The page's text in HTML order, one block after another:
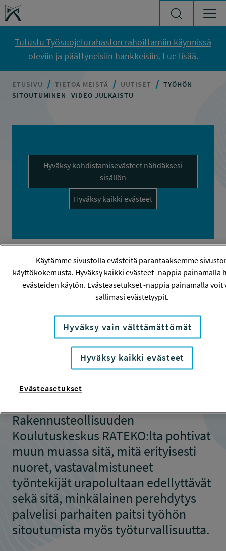
Siirry sisältöön
Työsuojelurahasto
Tutustu Työsuojelurahaston rahoittamiin käynnissä
oleviin ja päättyneisiin hankkeisiin. Lue lisää.
ETUSIVU TIETOA MEISTÄ UUTISET
TYÖHÖN
SITOUTUMINEN -VIDEO JULKAISTU
Hyväksy kohdistamisevästeet nähdäksesi
sisällön
Hyväksy kaikki evästeet
Työhön sitoutuminen -
video julkaistu
Työsuojelurahaston Tutkimus
tutuksi -videollaAnnica Isacsson
Haaga-Helia ammattikorkeakoulusta
Rakennusteollisuuden
Koulutuskeskus RATEKO:lta pohtivat
muun muassa sitä, mitä erityisesti
nuoret, vastavalmistuneet
työntekijät urapolultaan edellyttävät
sekä sitä, minkälainen perehdytys
palvelisi parhaiten paitsi työhön
sitoutumista myös työturvallisuutta.
Käytämme sivustolla evästeitä parantaaksemme
käyttökokemusta. Hyväksy kaikki evästeet -nappia painamalla
evästeiden käytön. Evästeasetukset -nappia painamalla voit
sallimasi evästetyypit.
Hyväksy vain välttämättömät
Hyväksy kaikki evästeet
Evästeasetukset